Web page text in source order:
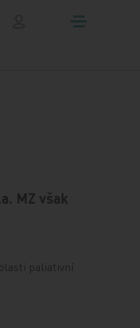
MZ však
paliativní